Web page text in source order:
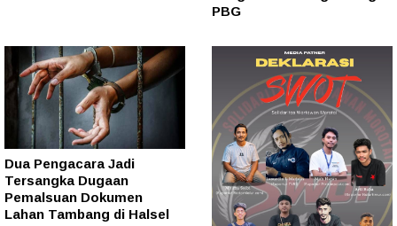
PBG
Dua Pengacara Jadi
Tersangka Dugaan
Pemalsuan Dokumen
Lahan Tambang di Halsel